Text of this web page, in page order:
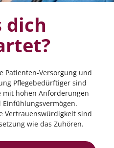
dich
Patienten-Versorgung und
Pflegebedürftiger sind
mit hohen Anforderungen
Vertrauenswürdigkeit sind
wie das Zuhören.